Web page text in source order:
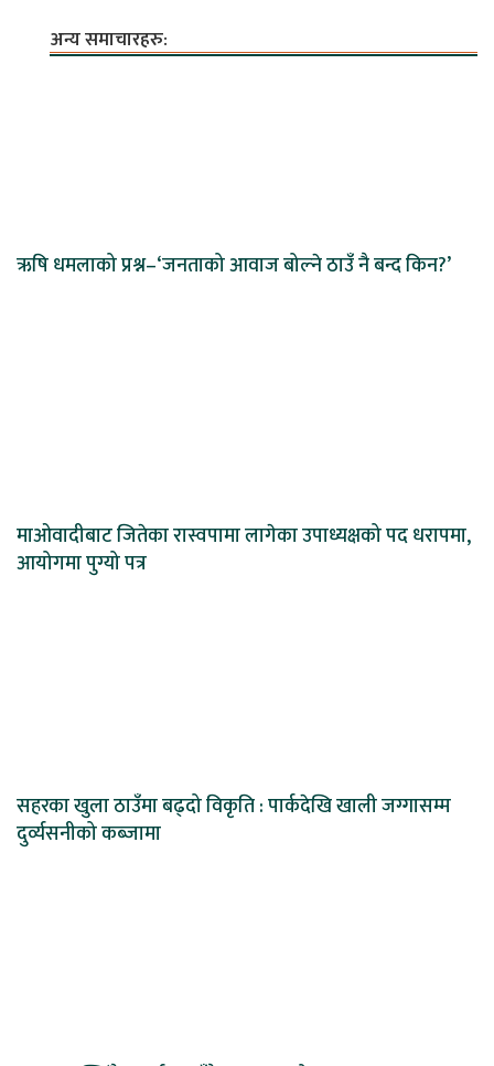
अन्य समाचारहरु:
ऋषि धमलाको प्रश्न–‘जनताको आवाज बोल्ने ठाउँ नै बन्द किन?’
माओवादीबाट जितेका रास्वपामा लागेका उपाध्यक्षको पद धरापमा,
आयोगमा पुग्यो पत्र
सहरका खुला ठाउँमा बढ्दो विकृति : पार्कदेखि खाली जग्गासम्म
दुर्व्यसनीको कब्जामा